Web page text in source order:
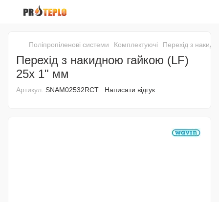
Поліпропіленові системи Комплектуючі Перехід з
Перехід з накидною гайкою (LF)
25x 1" мм
Артикул: SNAM02532RCT Написати відгук